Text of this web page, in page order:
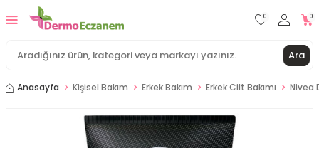
Ara
0 0
Anasayfa Kişisel Bakım Erkek Bakım Erkek Cilt Bakımı Nivea